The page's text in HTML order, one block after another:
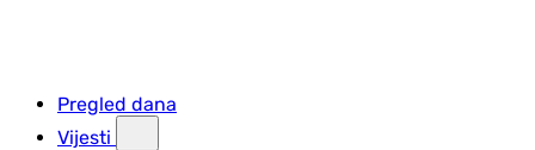
Pregled dana
Vijesti